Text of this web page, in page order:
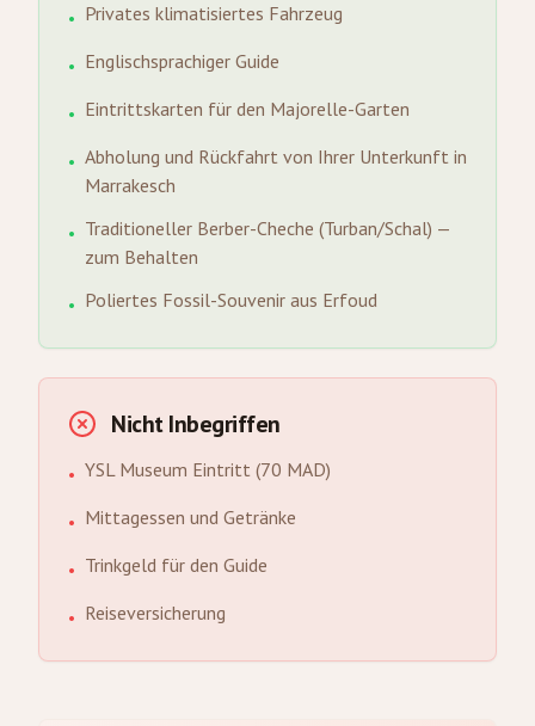
• Privates klimatisiertes Fahrzeug
• Englischsprachiger Guide
• Eintrittskarten für den Majorelle-Garten
• Abholung und Rückfahrt von Ihrer Unterkunft in
Marrakesch
• Traditioneller Berber-Cheche (Turban/Schal) —
zum Behalten
• Poliertes Fossil-Souvenir aus Erfoud
Nicht Inbegriffen
• YSL Museum Eintritt (70 MAD)
• Mittagessen und Getränke
• Trinkgeld für den Guide
• Reiseversicherung